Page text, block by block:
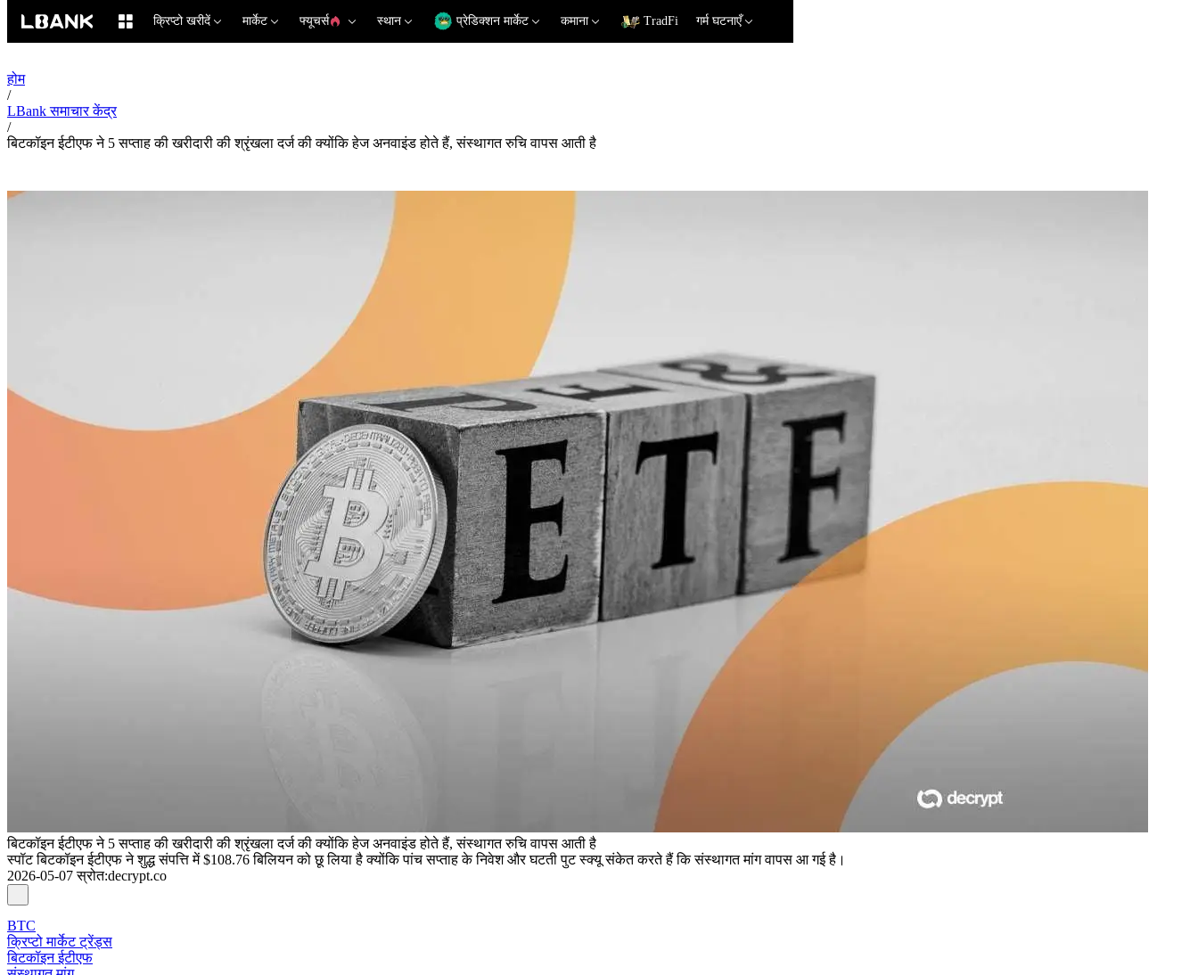
क्रिप्टो खरीदें मार्केट फ्यूचर्स स्थान प्रेडिक्शन मार्केट कमाना TradFi गर्म घटनाएँ
होम
/
LBank समाचार केंद्र
/
बिटकॉइन ईटीएफ ने 5 सप्ताह की खरीदारी की श्रृंखला दर्ज की क्योंकि हेज अनवाइंड होते हैं, संस्थागत रुचि वापस आती है
बिटकॉइन ईटीएफ ने 5 सप्ताह की खरीदारी की श्रृंखला दर्ज की क्योंकि हेज अनवाइंड होते हैं, संस्थागत रुचि वापस आती है
स्पॉट बिटकॉइन ईटीएफ ने शुद्ध संपत्ति में $108.76 बिलियन को छू लिया है क्योंकि पांच सप्ताह के निवेश और घटती पुट स्क्यू संकेत करते हैं कि संस्थागत मांग वापस आ गई है।
2026-05-07 स्रोत:decrypt.co
BTC
क्रिप्टो मार्केट ट्रेंड्स
बिटकॉइन ईटीएफ